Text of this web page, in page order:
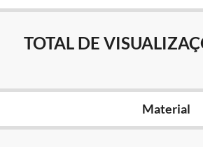
TOTAL DE
Material